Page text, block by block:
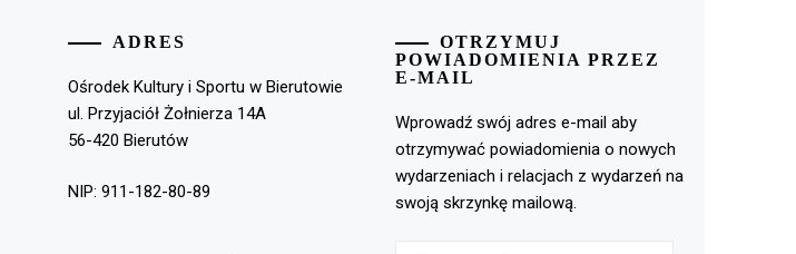
ADRES
Ośrodek Kultury i Sportu w Bierutowie
ul. Przyjaciół Żołnierza 14A
56-420 Bierutów
NIP: 911-182-80-89
OTRZYMUJ
POWIADOMIENIA PRZEZ
E-MAIL
Wprowadź swój adres e-mail aby
otrzymywać powiadomienia o nowych
wydarzeniach i relacjach z wydarzeń na
swoją skrzynkę mailową.